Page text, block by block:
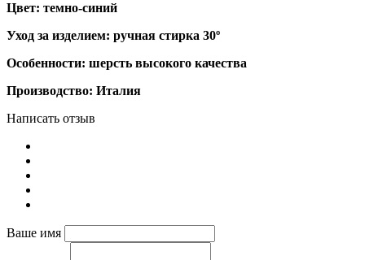
Цвет: темно-синий
Уход за изделием: ручная стирка 30º
Особенности: шерсть высокого качества
Производство: Италия
Написать отзыв
Ваше имя